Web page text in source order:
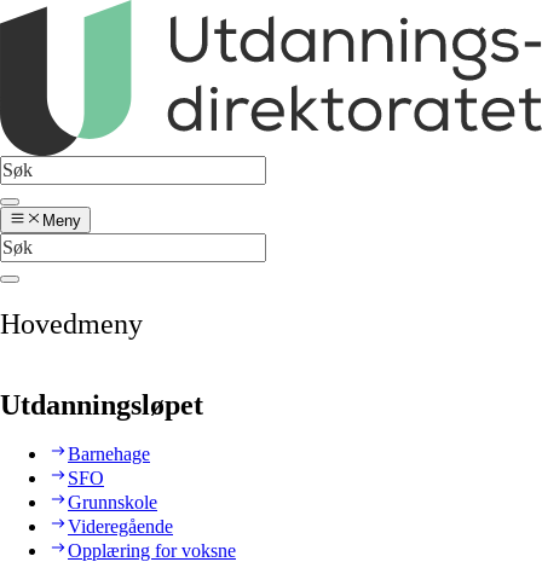
Meny
Hovedmeny
Utdanningsløpet
Barnehage
SFO
Grunnskole
Videregående
Opplæring for voksne